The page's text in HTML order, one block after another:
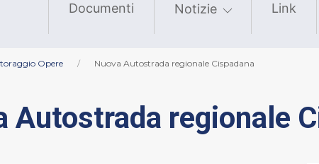
Documenti Notizie Link
Opere Nuova Autostrada regionale Cispadana
Autostrada regionale